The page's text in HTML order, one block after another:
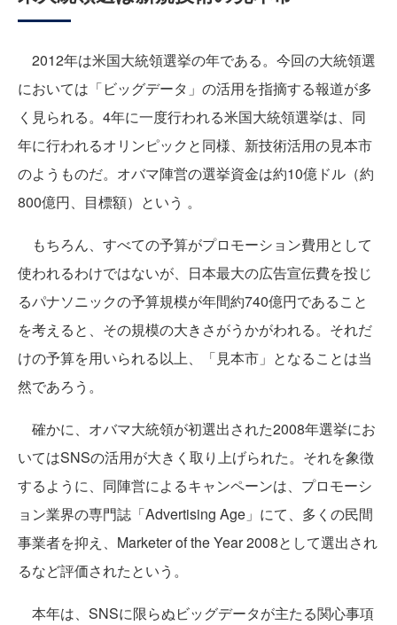
2012年は米国大統領選挙の年である。今回の大統領選
においては「ビッグデータ」の活用を指摘する報道が多
く見られる。4年に一度行われる米国大統領選挙は、同
年に行われるオリンピックと同様、新技術活用の見本市
のようものだ。オバマ陣営の選挙資金は約10億ドル（約
800億円、目標額）という 。
もちろん、すべての予算がプロモーション費用として
使われるわけではないが、日本最大の広告宣伝費を投じ
るパナソニックの予算規模が年間約740億円であること
を考えると、その規模の大きさがうかがわれる。それだ
けの予算を用いられる以上、「見本市」となることは当
然であろう。
確かに、オバマ大統領が初選出された2008年選挙にお
いてはSNSの活用が大きく取り上げられた。それを象徴
するように、同陣営によるキャンペーンは、プロモーシ
ョン業界の専門誌「Advertising Age」にて、多くの民間
事業者を抑え、Marketer of the Year 2008として選出され
るなど評価されたという。
本年は、SNSに限らぬビッグデータが主たる関心事項